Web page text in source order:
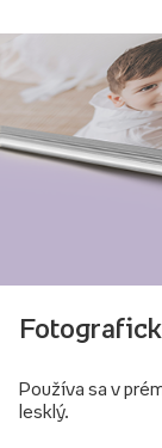
Používa sa v
lesklý.